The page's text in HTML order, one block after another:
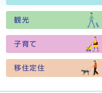
観光
子育て
移住定住